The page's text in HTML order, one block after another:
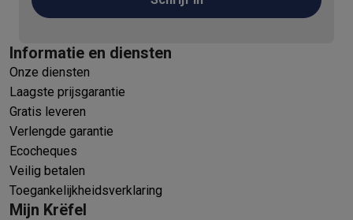
Informatie en diensten
Onze diensten
Laagste prijsgarantie
Gratis leveren
Verlengde garantie
Ecocheques
Veilig betalen
Toegankelijkheidsverklaring
Mijn Krëfel